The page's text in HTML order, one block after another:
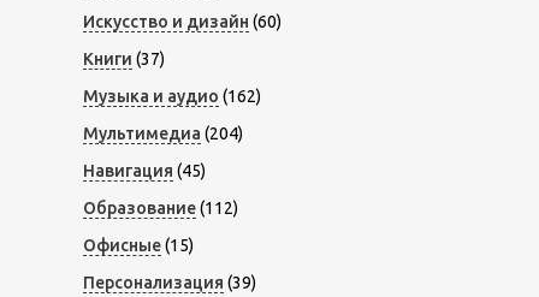
Искусство и дизайн (60)
Книги (37)
Музыка и аудио (162)
Мультимедиа (204)
Навигация (45)
Образование(112)
Офисные(15)
Персонализация (39)